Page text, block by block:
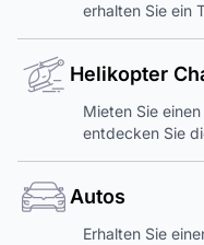
erhalten Sie ein
Helikopter
Mieten Sie
entdecken Sie
Autos
Erhalten Sie